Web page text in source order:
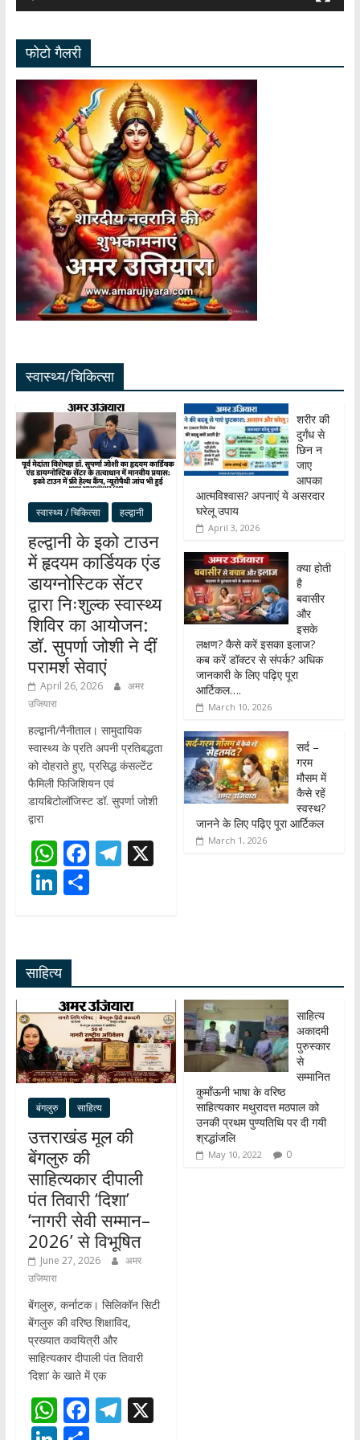
फोटो गैलरी
स्वास्थ्य/चिकित्सा
स्वास्थ्य / चिकित्सा हल्द्वानी
हल्द्वानी के इको टाउन
में हृदयम कार्डियक एंड
डायग्नोस्टिक सेंटर
द्वारा निःशुल्क स्वास्थ्य
शिविर का आयोजन:
डॉ. सुपर्णा जोशी ने दीं
परामर्श सेवाएं
April 26, 2026
अमर
उजियारा
हल्द्वानी/नैनीताल। सामुदायिक
स्वास्थ्य के प्रति अपनी प्रतिबद्धता
को दोहराते हुए, प्रसिद्ध कंसल्टेंट
फैमिली फिजिशियन एवं
डायबिटोलॉजिस्ट डॉ. सुपर्णा जोशी
द्वारा
W
h
at
A
p
p
F
ac
e
o
k
T
el
m
X
Li
n
e
dI
n
S
शरीर की
दुर्गंध से
छिन न
जाए
आपका
आत्मविश्वास? अपनाएं ये असरदार
घरेलू उपाय
April 3, 2026
क्या होती
है
बवासीर
और
इसके
लक्षण? कैसे करें इसका इलाज?
कब करें डॉक्टर से संपर्क? अधिक
जानकारी के लिए पढ़िए पूरा
आर्टिकल….
March 10, 2026
सर्द –
गरम
मौसम में
कैसे रहें
स्वस्थ?
जानने के लिए पढ़िए पूरा आर्टिकल
March 1, 2026
साहित्य
बंगलुरु साहित्य
उत्तराखंड मूल की
बेंगलुरु की
साहित्यकार दीपाली
पंत तिवारी ‘दिशा’
‘नागरी सेवी सम्मान–
2026’ से विभूषित
June 27, 2026
अमर
उजियारा
बेंगलुरु, कर्नाटक। सिलिकॉन सिटी
बेंगलुरु की वरिष्ठ शिक्षाविद,
प्रख्यात कवयित्री और
साहित्यकार दीपाली पंत तिवारी
‘दिशा’ के खाते में एक
W F T X
साहित्य
अकादमी
पुरुस्कार
से
सम्मानित
कुमाँऊनी भाषा के वरिष्ठ
साहित्यकार मथुरादत्त मठपाल को
उनकी प्रथम पुण्यतिथि पर दी गयी
श्रद्धांजलि
May 10, 2022 0